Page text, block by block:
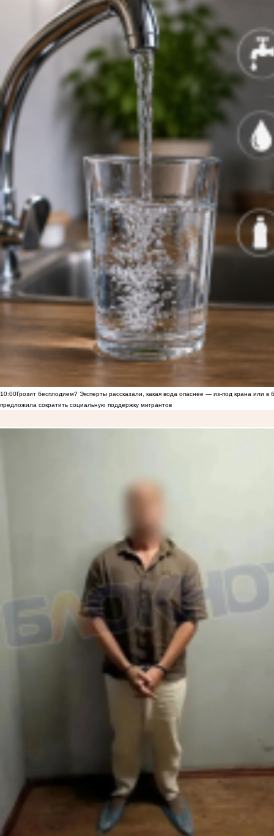
10:00Грозит бесплодием? Эксперты рассказали, какая вода опаснее — из-под крана или в
предложила сократить социальную поддержку мигрантов